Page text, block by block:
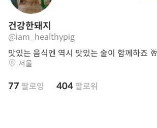
건강한돼지
@iam_healthypig
맛있는 음식엔 역시 맛있는 술이 함께하죠 🥂
서울
77 팔로잉 404 팔로워